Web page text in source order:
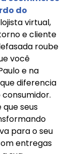
do
virtual,
e cliente
roube
você
e na
diferencia
seus
para o seu
entregas